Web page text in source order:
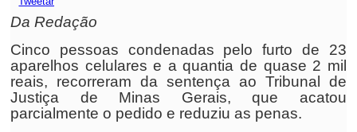
Da Redação
Cinco pessoas condenadas pelo furto de 23
aparelhos celulares e a quantia de quase 2 mil
reais, recorreram da sentença ao Tribunal de
Justiça de Minas Gerais, que acatou
parcialmente o pedido e reduziu as penas.